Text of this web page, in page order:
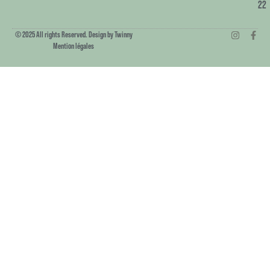
22
© 2025 All rights Reserved. Design by Twinny
Mention légales